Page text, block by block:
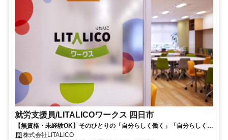
就労支援員/LITALICOワークス 四日市
【無資格・未経験OK】そのひとりの「自分らしく働く」「自分らしく生
きる」をサポートする就労支援員
株式会社LITALICO